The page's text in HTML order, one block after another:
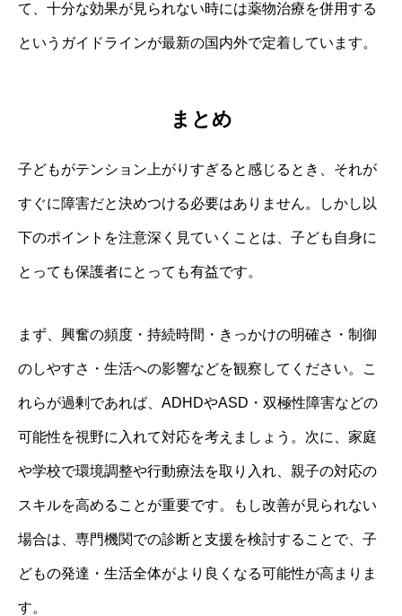
て、十分な効果が見られない時には薬物治療を併用する
というガイドラインが最新の国内外で定着しています。
まとめ
子どもがテンション上がりすぎると感じるとき、それが
すぐに障害だと決めつける必要はありません。しかし以
下のポイントを注意深く見ていくことは、子ども自身に
とっても保護者にとっても有益です。
まず、興奮の頻度・持続時間・きっかけの明確さ・制御
のしやすさ・生活への影響などを観察してください。こ
れらが過剰であれば、ADHDやASD・双極性障害などの
可能性を視野に入れて対応を考えましょう。次に、家庭
や学校で環境調整や行動療法を取り入れ、親子の対応の
スキルを高めることが重要です。もし改善が見られない
場合は、専門機関での診断と支援を検討することで、子
どもの発達・生活全体がより良くなる可能性が高まりま
す。